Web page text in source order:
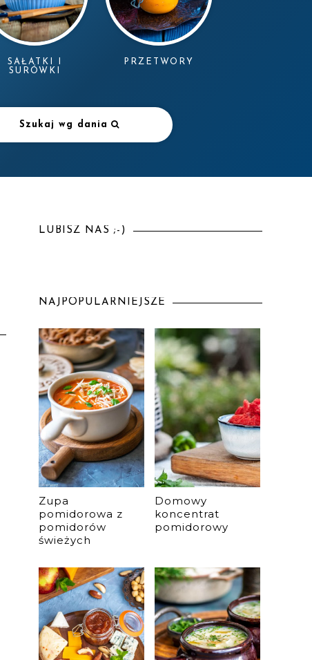
SAŁATKI I
SURÓWKI
PRZETWORY
Szukaj wg dania
LUBISZ NAS ;-)
NAJPOPULARNIEJSZE
Zupa
pomidorowa z
pomidorów
świeżych
Domowy
koncentrat
pomidorowy